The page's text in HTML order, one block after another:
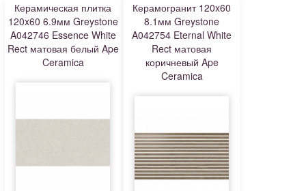
Керамическая плитка
120x60 6.9мм Greystone
A042746 Essence White
Rect матовая белый Ape
Ceramica
Керамогранит 120x60
8.1мм Greystone
A042754 Eternal White
Rect матовая
коричневый Ape
Ceramica